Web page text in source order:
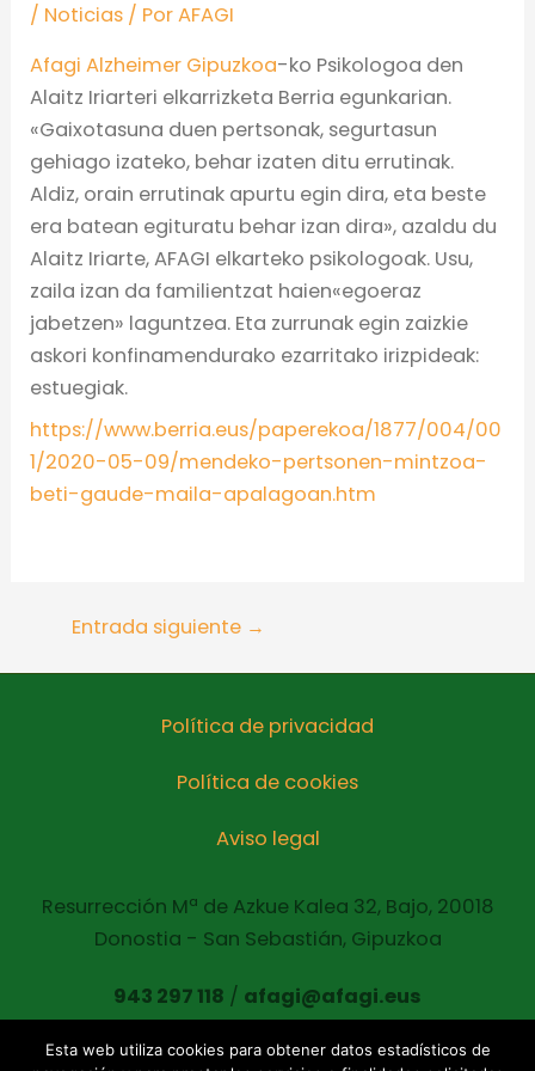
/ Noticias / PorAFAGI
Afagi Alzheimer Gipuzkoa-ko Psikologoa den
Alaitz Iriarteri elkarrizketa Berria egunkarian.
«Gaixotasuna duen pertsonak, segurtasun
gehiago izateko, behar izaten ditu errutinak.
Aldiz, orain errutinak apurtu egin dira, eta beste
era batean egituratu behar izan dira», azaldu du
Alaitz Iriarte, AFAGI elkarteko psikologoak. Usu,
zaila izan da familientzat haien«egoeraz
jabetzen» laguntzea. Eta zurrunak egin zaizkie
askori konfinamendurako ezarritako irizpideak:
estuegiak.
https://www.berria.eus/paperekoa/1877/004/00
1/2020-05-09/mendeko-pertsonen-mintzoa-
beti-gaude-maila-apalagoan.htm
Entrada siguiente →
Política de privacidad
Política de cookies
Aviso legal
Resurrección Mª de Azkue Kalea 32, Bajo, 20018
Donostia - San Sebastián, Gipuzkoa
943 297 118 / afagi@afagi.eus
Esta web utiliza cookies para obtener datos estadísticos de